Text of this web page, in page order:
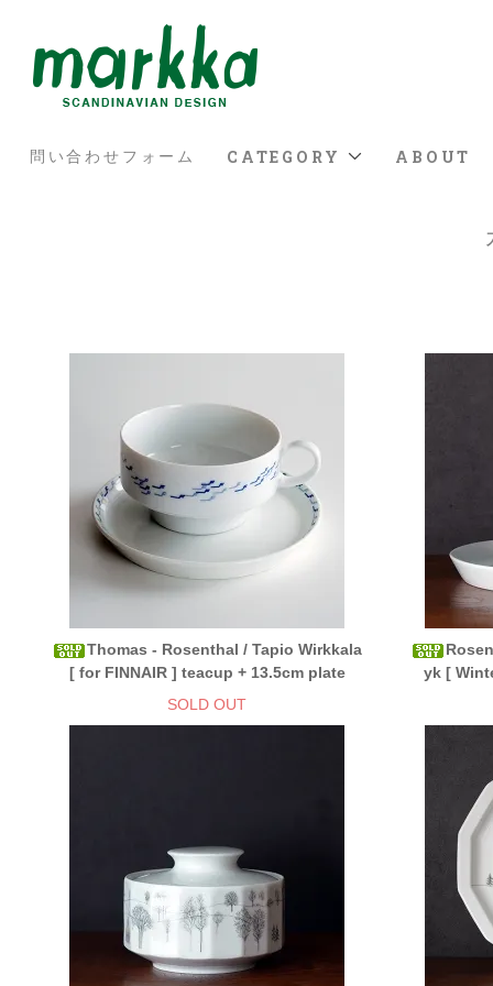
問い合わせフォーム CATEGORY ABOUT
Thomas - Rosenthal / Tapio Wirkkala
[ for FINNAIR ] teacup + 13.5cm plate
SOLD OUT
yk [